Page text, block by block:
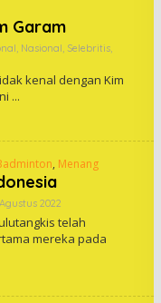
Garam
, Nasional, Selebritis,
kenal dengan Kim
, Menang
2022Oleh
telah
mereka pada